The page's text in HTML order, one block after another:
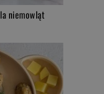
niemowląt